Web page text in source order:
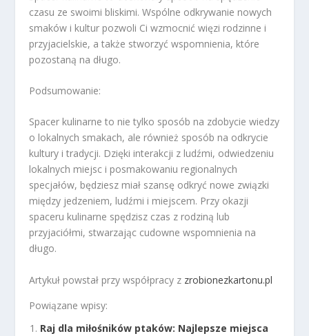
czasu ze swoimi bliskimi. Wspólne odkrywanie nowych
smaków i kultur pozwoli Ci wzmocnić więzi rodzinne i
przyjacielskie, a także stworzyć wspomnienia, które
pozostaną na długo.
Podsumowanie:
Spacer kulinarne to nie tylko sposób na zdobycie wiedzy
o lokalnych smakach, ale również sposób na odkrycie
kultury i tradycji. Dzięki interakcji z ludźmi, odwiedzeniu
lokalnych miejsc i posmakowaniu regionalnych
specjałów, będziesz miał szansę odkryć nowe związki
między jedzeniem, ludźmi i miejscem. Przy okazji
spaceru kulinarne spędzisz czas z rodziną lub
przyjaciółmi, stwarzając cudowne wspomnienia na
długo.
Artykuł powstał przy współpracy z zrobionezkartonu.pl
Powiązane wpisy:
Raj dla miłośników ptaków: Najlepsze miejsca